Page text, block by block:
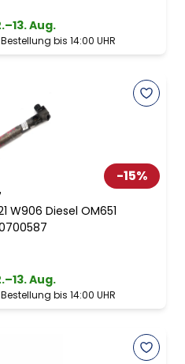
Aug.
bis 14:00 UHR
-15%
W906 Diesel OM651
Aug.
bis 14:00 UHR